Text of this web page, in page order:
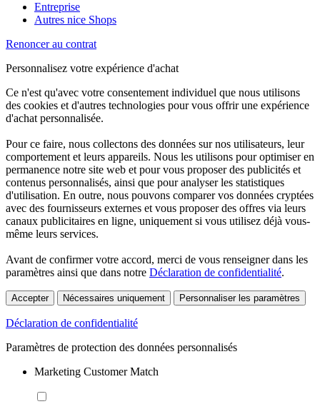
Entreprise
Autres nice Shops
Renoncer au contrat
Personnalisez votre expérience d'achat
Ce n'est qu'avec votre consentement individuel que nous utilisons
des cookies et d'autres technologies pour vous offrir une expérience
d'achat personnalisée.
Pour ce faire, nous collectons des données sur nos utilisateurs, leur
comportement et leurs appareils. Nous les utilisons pour optimiser en
permanence notre site web et pour vous proposer des publicités et
contenus personnalisés, ainsi que pour analyser les statistiques
d'utilisation. En outre, nous pouvons comparer vos données cryptées
avec des fournisseurs externes et vous proposer des offres via leurs
canaux publicitaires en ligne, uniquement si vous utilisez déjà vous-
même leurs services.
Avant de confirmer votre accord, merci de vous renseigner dans les
paramètres ainsi que dans notre Déclaration de confidentialité.
Accepter Nécessaires uniquement Personnaliser les paramètres
Déclaration de confidentialité
Paramètres de protection des données personnalisés
Marketing Customer Match